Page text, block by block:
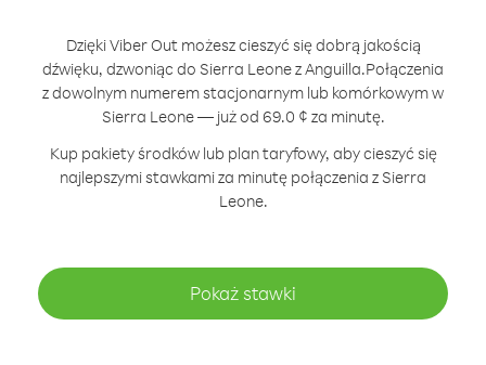
Dzięki Viber Out możesz cieszyć się dobrą jakością
dźwięku, dzwoniąc do Sierra Leone z Anguilla.Połączenia
z dowolnym numerem stacjonarnym lub komórkowym w
Sierra Leone — już od 69.0 ¢ za minutę.
Kup pakiety środków lub plan taryfowy, aby cieszyć się
najlepszymi stawkami za minutę połączenia z Sierra
Leone.
Pokaż stawki